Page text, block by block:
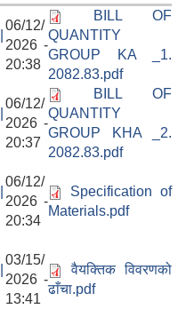
06/12/
2026 -
20:38
BILL OF
QUANTITY
GROUP KA _1.
2082.83.pdf
06/12/
2026 -
20:37
BILL OF
QUANTITY
GROUP KHA _2.
2082.83.pdf
06/12/
2026 -
20:34
Specification of
Materials.pdf
03/15/
2026 -
13:41
वैयक्तिक विवरणको
ढाँचा.pdf